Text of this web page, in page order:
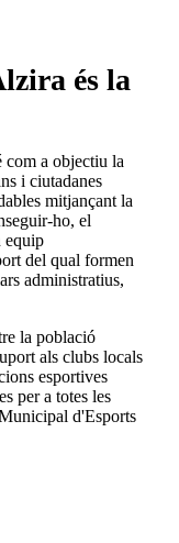
és la
a objectiu la
i ciutadanes
mitjançant la
ho, el
equip
del qual formen
administratius,
la població
als clubs locals
esportives
per a totes les
d'Esports